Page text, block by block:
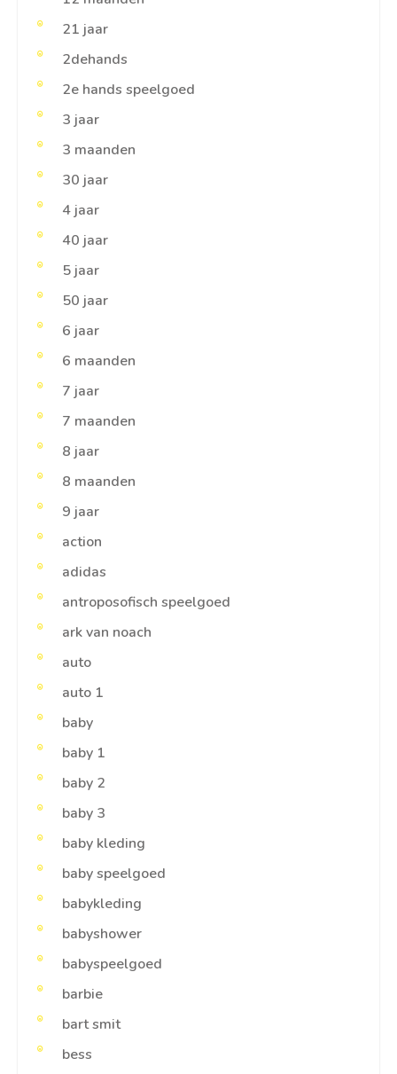
21 jaar
2dehands
2e hands speelgoed
3 jaar
3 maanden
30 jaar
4 jaar
40 jaar
5 jaar
50 jaar
6 jaar
6 maanden
7 jaar
7 maanden
8 jaar
8 maanden
9 jaar
action
adidas
antroposofisch speelgoed
ark van noach
auto
auto 1
baby
baby 1
baby 2
baby 3
baby kleding
baby speelgoed
babykleding
babyshower
babyspeelgoed
barbie
bart smit
bess